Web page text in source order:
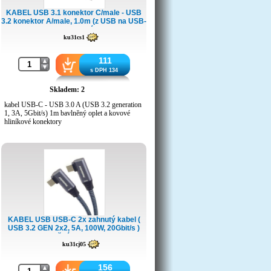
KABEL USB 3.1 konektor C/male - USB
3.2 konektor A/male, 1.0m (z USB na USB-
ku31cs1
111
s DPH 134
Skladem: 2
kabel USB-C - USB 3.0 A (USB 3.2 generation
1, 3A, 5Gbit/s) 1m bavlněný oplet a kovové
hliníkové konektory
- Přenosová rychlost: Super-speed 5Gbit/s, až
10x rychlejší než standardní USB2.0
- Rychlé nabíjení telefonů ( při testu s mobilním
telefonem bylo dosaženo proud až 3A )
- Zalévané konektory s kovovými hliníkovými
- USB konektor typ-C se dá zasouvat
oboustranně,v libovolné orientaci
- Měděný vnitřní vodič
- Trojité stínění
- Kabel s příjemným bavlněným opletem bílo-
- Kovové hliníkové krytky konektorů
KABEL USB USB-C 2x zahnutý kabel (
USB 3.2 GEN 2x2, 5A, 100W, 20Gbit/s )
ku31cj05
156